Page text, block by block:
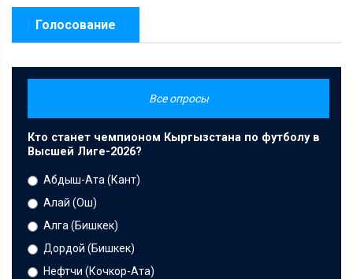
Голосование
Все опросы
Кто станет чемпионом Кыргызстана по футболу в
Высшей Лиге-2026?
Абдыш-Ата (Кант)
Алай (Ош)
Алга (Бишкек)
Дордой (Бишкек)
Нефтчи (Кочкор-Ата)